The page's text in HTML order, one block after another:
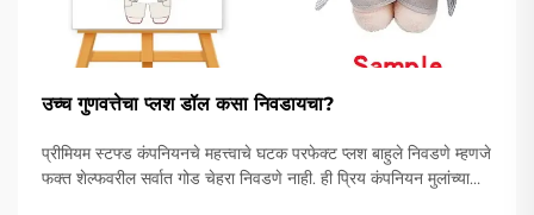
उच्च गुणवत्तेचा प्लश डॉल कसा निवडायचा?
प्रीमियम स्टफ्ड कंपनियनचे महत्त्वाचे घटक परफेक्ट प्लश बाहुले निवडणे म्हणजे
फक्त शेल्फवरील सर्वात गोड चेहरा निवडणे नाही. ही प्रिय कंपनियन मुलांच्या